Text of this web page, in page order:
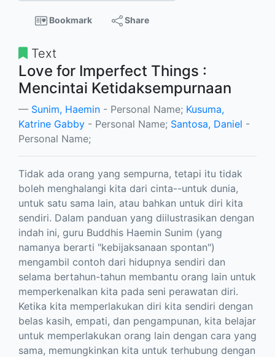
Bookmark Share
Text
Love for Imperfect Things :
Mencintai Ketidaksempurnaan
Sunim, Haemin - Personal Name; Kusuma,
Katrine Gabby - Personal Name; Santosa, Daniel -
Personal Name;
Tidak ada orang yang sempurna, tetapi itu tidak
boleh menghalangi kita dari cinta--untuk dunia,
untuk satu sama lain, atau bahkan untuk diri kita
sendiri. Dalam panduan yang diilustrasikan dengan
indah ini, guru Buddhis Haemin Sunim (yang
namanya berarti "kebijaksanaan spontan")
mengambil contoh dari hidupnya sendiri dan
selama bertahun-tahun membantu orang lain untuk
memperkenalkan kita pada seni perawatan diri.
Ketika kita memperlakukan diri kita sendiri dengan
belas kasih, empati, dan pengampunan, kita belajar
untuk memperlakukan orang lain dengan cara yang
sama, memungkinkan kita untuk terhubung dengan